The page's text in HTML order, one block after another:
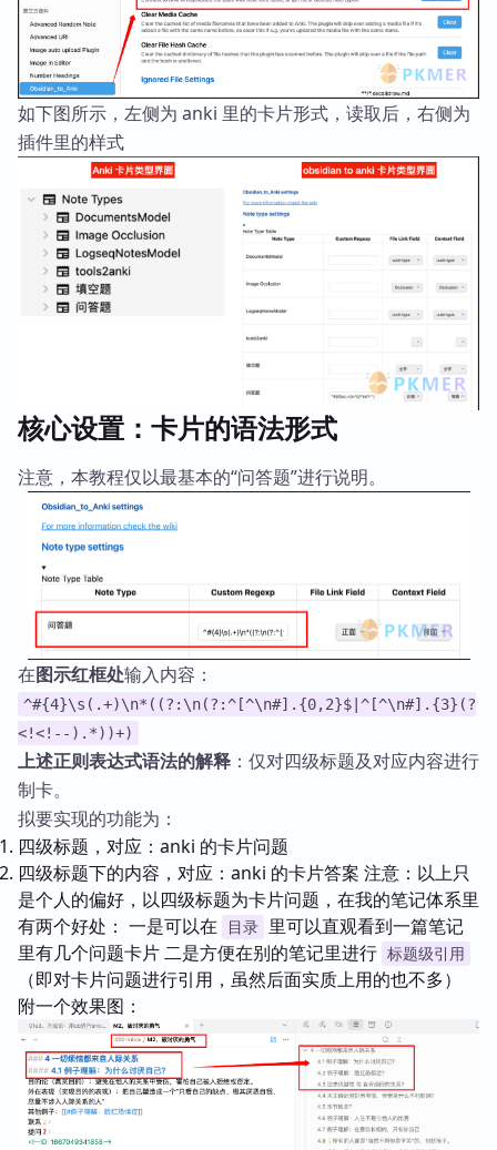
如下图所示，左侧为 anki 里的卡片形式，读取后，右侧为
插件里的样式
核心设置：卡片的语法形式
注意，本教程仅以最基本的“问答题”进行说明。
在图示红框处输入内容：
^#{4}\s(.+)\n*((?:\n(?:^[^\n#].{0,2}$|^[^\n#].{3}(?
<!<!--).*))+)
上述正则表达式语法的解释 ：仅对四级标题及对应内容进行
制卡。
拟要实现的功能为：
四级标题，对应：anki 的卡片问题
四级标题下的内容，对应：anki 的卡片答案 注意：以上只
是个人的偏好，以四级标题为卡片问题，在我的笔记体系里
有两个好处： 一是可以在
目录
里可以直观看到一篇笔记
里有几个问题卡片 二是方便在别的笔记里进行 标题级引用
（即对卡片问题进行引用，虽然后面实质上用的也不多）
附一个效果图：